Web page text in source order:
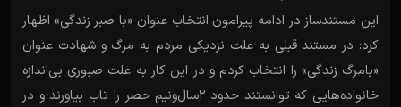
این مستندساز در ادامه پیرامون انتخاب عنوان «با صبر زندگی» اظهار
کرد: در مستند قبلی به علت نزدیکی مردم به مرگ و شهادت عنوان
«بامرگ زندگی» را انتخاب کردم و در این کار به علت صبوری بی‌اندازه
خانواده‌هایی که توانستند حدود 2سال‌ونیم حصر را تاب بیاورند و در